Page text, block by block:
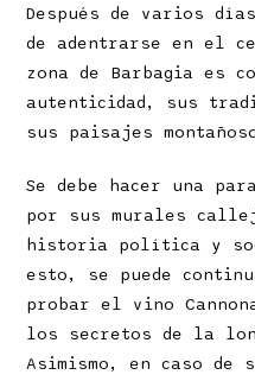
Después de varios
de adentrarse en el
zona de Barbagia es
autenticidad, sus
sus paisajes
Se debe hacer una
por sus murales
historia política y
esto, se puede
probar el vino
los secretos de la
Asimismo, en caso de